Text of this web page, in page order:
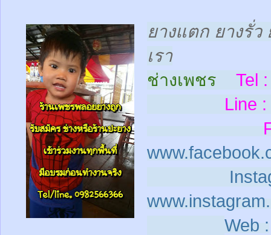
ยางแตก ยางรั่ว
เรา
ช่างเพชร
Tel :
Line :
Web :